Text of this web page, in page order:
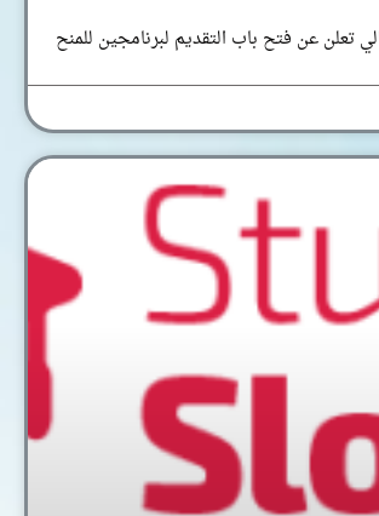
تعلن عن فتح باب التقديم لبرنامجين للمنح